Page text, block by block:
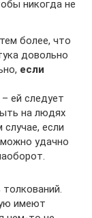
никогда не
более, что
довольно
если
ей следует
на людях
если
удачно
имеют